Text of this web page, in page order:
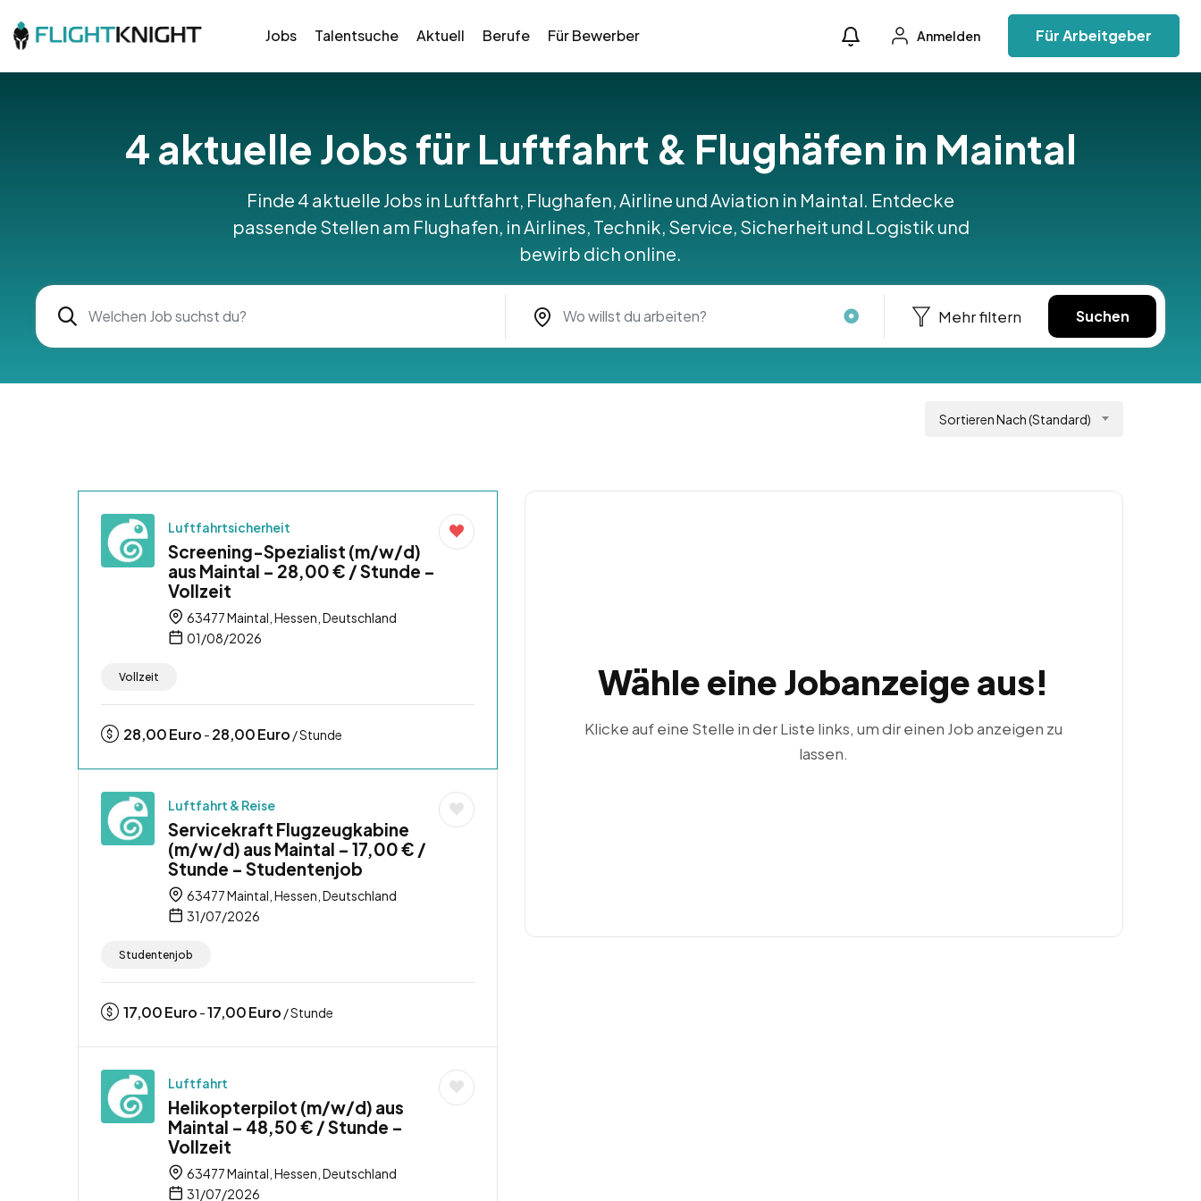
Jobs Talentsuche Aktuell Berufe Für Bewerber Anmelden Für Arbeitgeber
4 aktuelle Jobs für Luftfahrt & Flughäfen in Maintal
Finde 4 aktuelle Jobs in Luftfahrt, Flughafen, Airline und Aviation in Maintal. Entdecke
passende Stellen am Flughafen, in Airlines, Technik, Service, Sicherheit und Logistik und
bewirb dich online.
Mehr filtern Suchen
Sortieren Nach (Standard)
Luftfahrtsicherheit
Screening-Spezialist (m/w/d)
aus Maintal – 28,00 € / Stunde –
Vollzeit
63477 Maintal, Hessen, Deutschland
01/08/2026
Vollzeit
28,00Euro - 28,00Euro / Stunde
Luftfahrt & Reise
Servicekraft Flugzeugkabine
(m/w/d) aus Maintal – 17,00 € /
Stunde – Studentenjob
63477 Maintal, Hessen, Deutschland
31/07/2026
Studentenjob
17,00Euro -17,00Euro / Stunde
Luftfahrt
Helikopterpilot (m/w/d) aus
Maintal – 48,50 € / Stunde –
Vollzeit
63477 Maintal, Hessen, Deutschland
31/07/2026
Wähle eine Jobanzeige aus!
Klicke auf eine Stelle in der Liste links, um dir einen Job anzeigen zu
lassen.